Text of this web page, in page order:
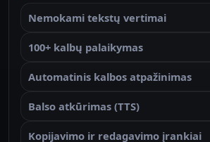
Nemokami tekstų vertimai
100+ kalbų palaikymas
Automatinis kalbos atpažinimas
Balso atkūrimas (TTS)
Kopijavimo ir redagavimo įrankiai